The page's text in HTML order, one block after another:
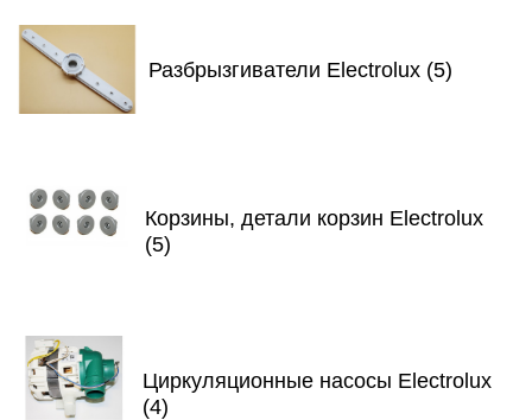
Разбрызгиватели Electrolux (5)
Корзины, детали корзин Electrolux
(5)
Циркуляционные насосы Electrolux
(4)